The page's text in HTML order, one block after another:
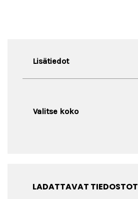
Lisätiedot
Valitse koko
LADATTAVAT TIEDOSTOT